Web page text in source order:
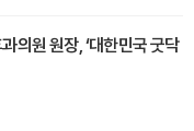
의원 원장, ‘대한민국 굿닥